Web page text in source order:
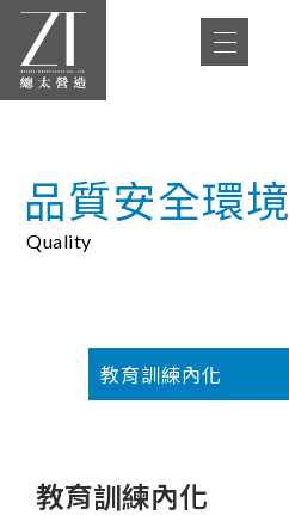
品質安全環境
Quality
教育訓練內化
教育訓練內化